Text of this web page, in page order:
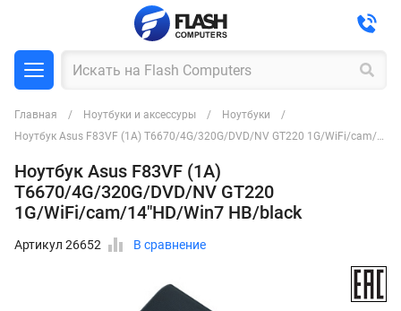
Главная Ноутбуки и аксессуры
Ноутбуки
Ноутбук Asus F83VF (1A) T6670/4G/320G/DVD/NV GT220 1G/WiFi/cam/14"HD/Win7 HB/black
Ноутбук Asus F83VF (1A)
T6670/4G/320G/DVD/NV GT220
1G/WiFi/cam/14"HD/Win7 HB/black
Артикул 26652 В сравнение